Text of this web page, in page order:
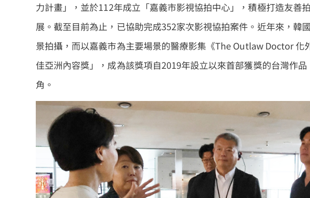
力計畫」，並於112年成立「嘉義市影視協拍中心」，積極打造友善
展。截至目前為止，已協助完成352家次影視協拍案件。近年來，韓
景拍攝，而以嘉義市為主要場景的醫療影集《The Outlaw Doctor 化
佳亞洲內容獎」，成為該獎項自2019年設立以來首部獲獎的台灣作
角。